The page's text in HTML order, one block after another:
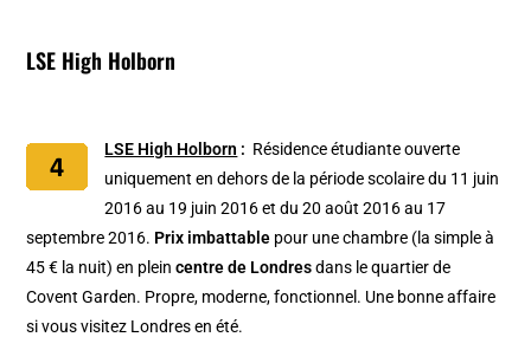
LSE High Holborn
LSE High Holborn : Résidence étudiante ouverte
uniquement en dehors de la période scolaire du 11 juin
2016 au 19 juin 2016 et du 20 août 2016 au 17
septembre 2016. Prix imbattable pour une chambre (la simple à
45 € la nuit) en pleincentre de Londresdans le quartier de
Covent Garden. Propre, moderne, fonctionnel. Une bonne affaire
si vous visitez Londres en été.